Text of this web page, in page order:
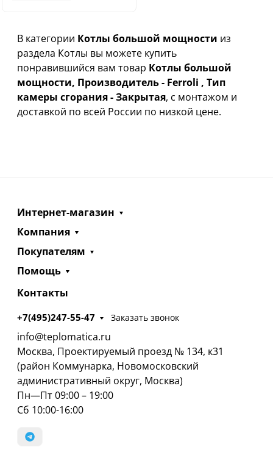
В категории Котлы большой мощности из
раздела Котлы вы можете купить
понравившийся вам товар Котлы большой
мощности, Производитель - Ferroli , Тип
камеры сгорания - Закрытая, с монтажом и
доставкой по всей России по низкой цене.
Интернет-магазин
Компания
Покупателям
Помощь
Контакты
+7(495)247-55-47 Заказать звонок
info@teplomatica.ru
Москва, Проектируемый проезд № 134, к31
(район Коммунарка, Новомосковский
административный округ, Москва)
Пн—Пт 09:00 – 19:00
Сб 10:00-16:00